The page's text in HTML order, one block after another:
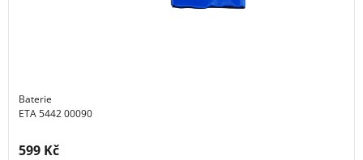
Baterie
ETA 5442 00090
Cena s DPH:
599 Kč